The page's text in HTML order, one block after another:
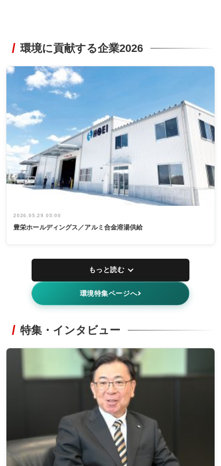
環境に貢献する企業2026
2026.05.29 05:00
豊栄ホールディングス／アルミ合金溶湯供給
もっと読む
環境特集ページへ
特集・インタビュー